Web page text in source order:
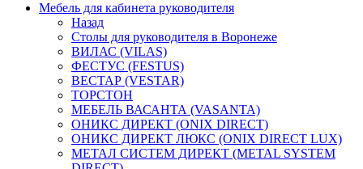
Мебель для кабинета руководителя
Назад
Столы для руководителя в Воронеже
ВИЛАС (VILAS)
ФЕСТУС (FESTUS)
ВЕСТАР (VESTAR)
ТОРСТОН
МЕБЕЛЬ ВАСАНТА (VASANTA)
ОНИКС ДИРЕКТ (ONIX DIRECT)
ОНИКС ДИРЕКТ ЛЮКС (ONIX DIRECT LUX)
МЕТАЛ СИСТЕМ ДИРЕКТ (METAL SYSTEM